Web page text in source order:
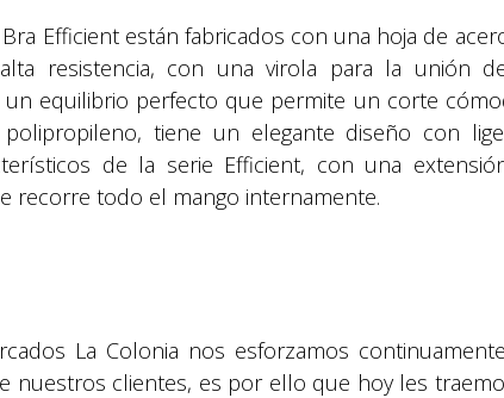
Efficient están fabricados con una hoja de
resistencia, con una virola para la unión
un equilibrio perfecto que permite un corte
tiene un elegante diseño con
de la serie Efficient, con una
recorre todo el mango internamente.
La Colonia nos esforzamos
nuestros clientes, es por ello que hoy les